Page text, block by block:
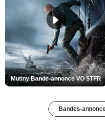
Mutiny Bande-annonce VO STFR
Bandes-